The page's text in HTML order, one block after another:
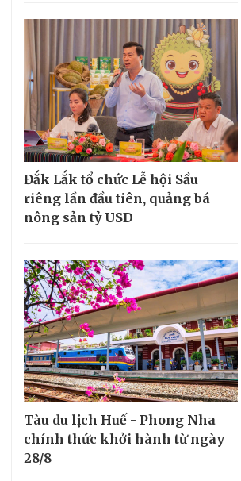
Đắk Lắk tổ chức Lễ hội Sầu
riêng lần đầu tiên, quảng bá
nông sản tỷ USD
Tàu du lịch Huế - Phong Nha
chính thức khởi hành từ ngày
28/8